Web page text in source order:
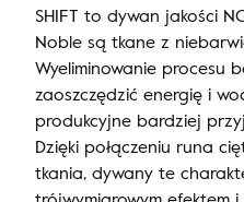
SHIFT to dywan jakości
Noble są tkane z
Wyeliminowanie procesu
zaoszczędzić energię i
produkcyjne bardziej
Dzięki połączeniu runa
tkania, dywany te